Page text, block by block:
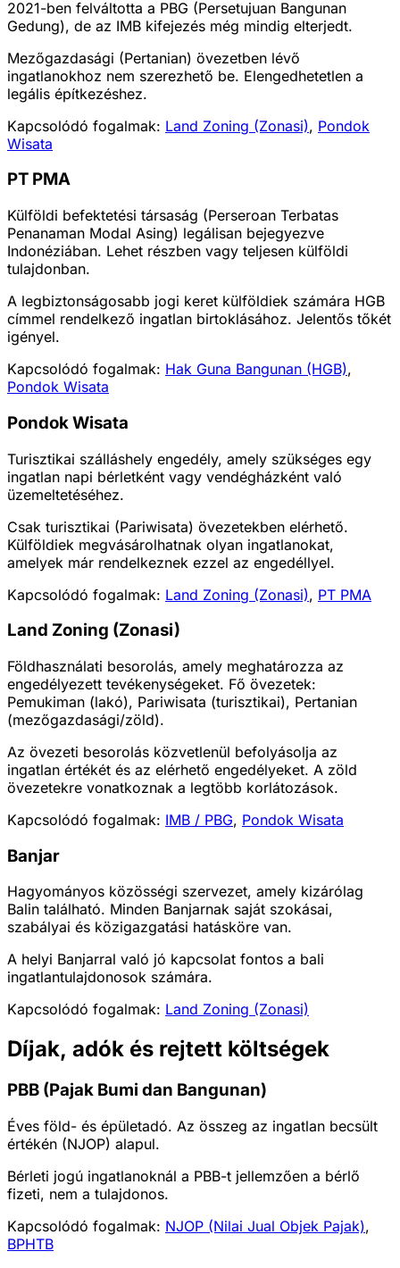
2021-ben felváltotta a PBG (Persetujuan Bangunan
Gedung), de az IMB kifejezés még mindig elterjedt.
Mezőgazdasági (Pertanian) övezetben lévő
ingatlanokhoz nem szerezhető be. Elengedhetetlen a
legális építkezéshez.
Kapcsolódó fogalmak: Land Zoning (Zonasi), Pondok
Wisata
PT PMA
Külföldi befektetési társaság (Perseroan Terbatas
Penanaman Modal Asing) legálisan bejegyezve
Indonéziában. Lehet részben vagy teljesen külföldi
tulajdonban.
A legbiztonságosabb jogi keret külföldiek számára HGB
címmel rendelkező ingatlan birtoklásához. Jelentős tőkét
igényel.
Kapcsolódó fogalmak: Hak Guna Bangunan (HGB),
Pondok Wisata
Pondok Wisata
Turisztikai szálláshely engedély, amely szükséges egy
ingatlan napi bérletként vagy vendégházként való
üzemeltetéséhez.
Csak turisztikai (Pariwisata) övezetekben elérhető.
Külföldiek megvásárolhatnak olyan ingatlanokat,
amelyek már rendelkeznek ezzel az engedéllyel.
Kapcsolódó fogalmak: Land Zoning (Zonasi), PT PMA
Land Zoning (Zonasi)
Földhasználati besorolás, amely meghatározza az
engedélyezett tevékenységeket. Fő övezetek:
Pemukiman (lakó), Pariwisata (turisztikai), Pertanian
(mezőgazdasági/zöld).
Az övezeti besorolás közvetlenül befolyásolja az
ingatlan értékét és az elérhető engedélyeket. A zöld
övezetekre vonatkoznak a legtöbb korlátozások.
Kapcsolódó fogalmak: IMB / PBG, Pondok Wisata
Banjar
Hagyományos közösségi szervezet, amely kizárólag
Balin található. Minden Banjarnak saját szokásai,
szabályai és közigazgatási hatásköre van.
A helyi Banjarral való jó kapcsolat fontos a bali
ingatlantulajdonosok számára.
Kapcsolódó fogalmak: Land Zoning (Zonasi)
Díjak, adók és rejtett költségek
PBB (Pajak Bumi dan Bangunan)
Éves föld- és épületadó. Az összeg az ingatlan becsült
értékén (NJOP) alapul.
Bérleti jogú ingatlanoknál a PBB-t jellemzően a bérlő
fizeti, nem a tulajdonos.
Kapcsolódó fogalmak: NJOP (Nilai Jual Objek Pajak),
BPHTB